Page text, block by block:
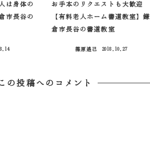
は身体の
市長谷の
お手本のリクエストも大歓迎
【有料老人ホーム書道教室】鎌
倉市長谷の書道教室
篠原遙己
2018.10.27
の投稿へのコメント